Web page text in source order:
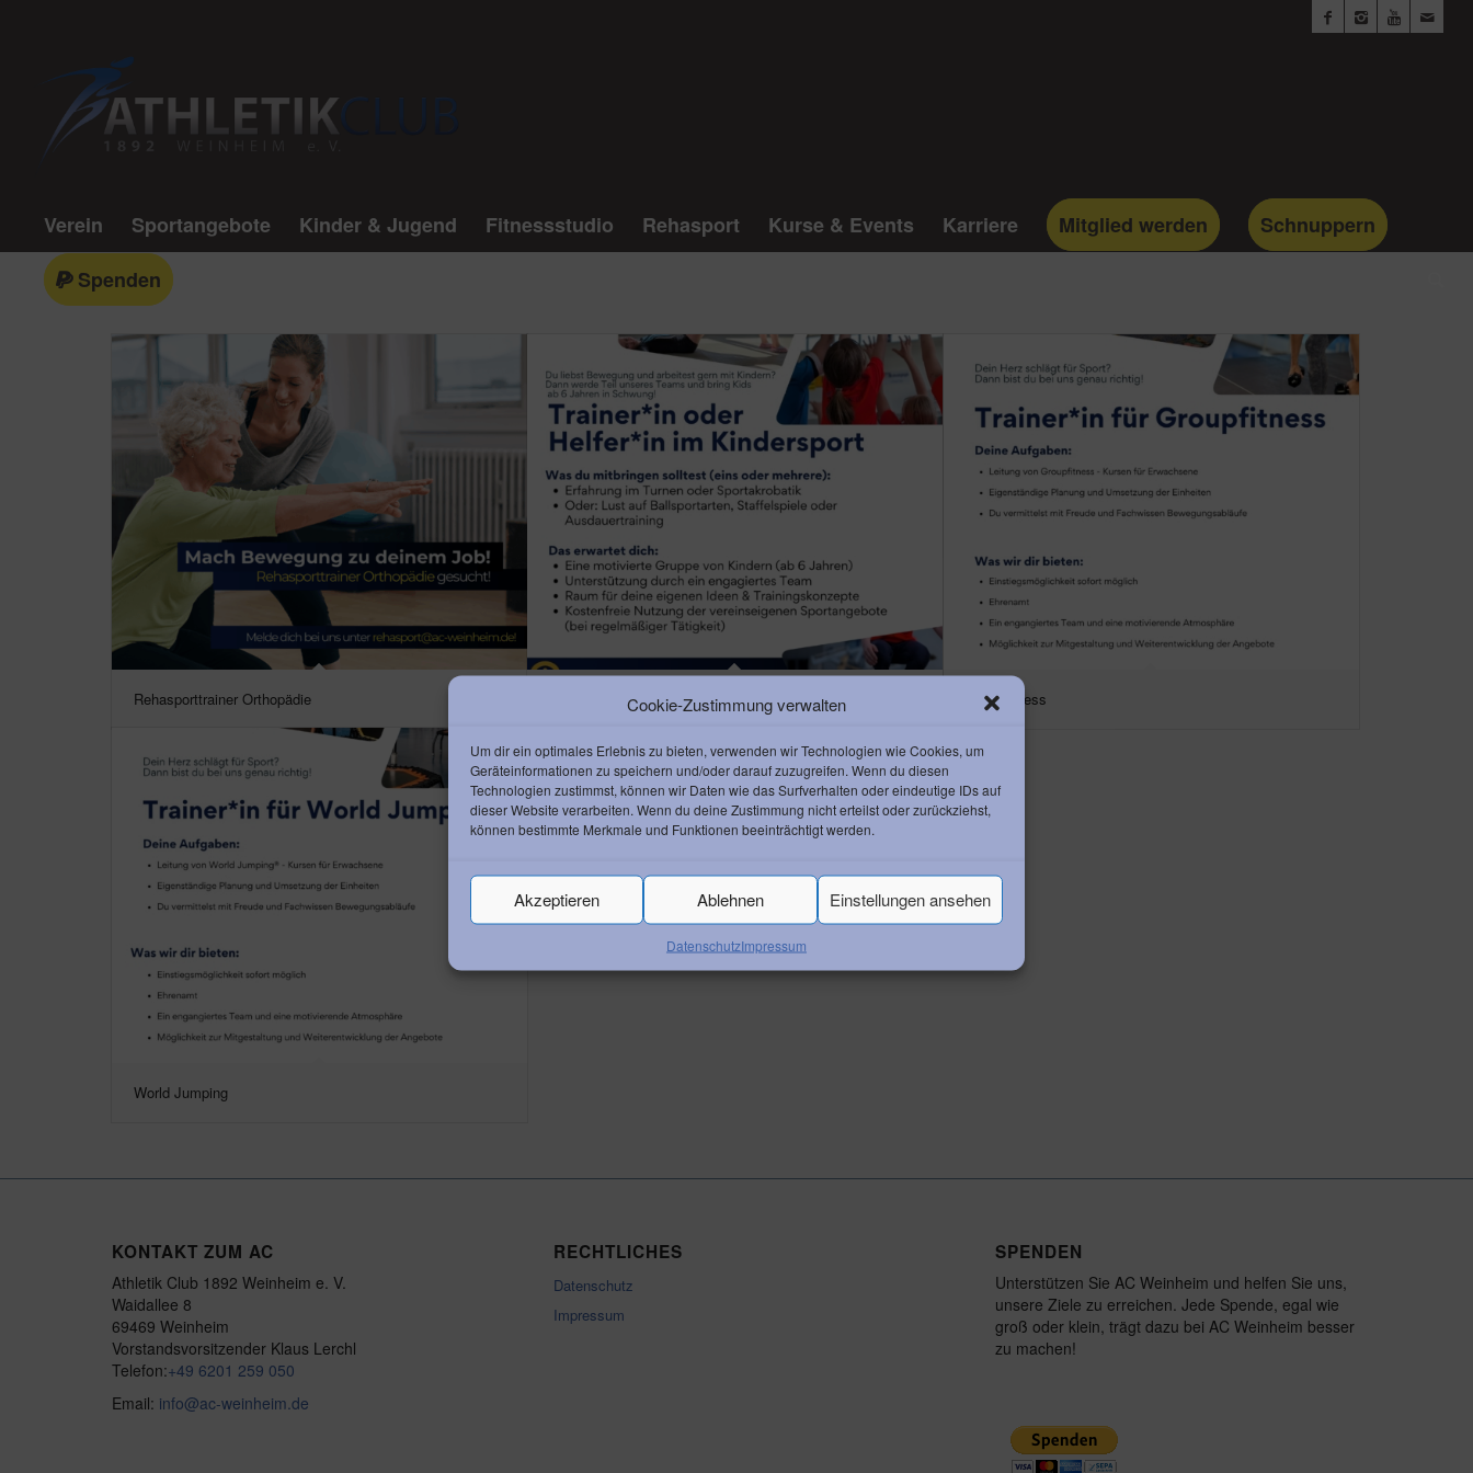
Cookie-Zustimmung verwalten
Um dir ein optimales Erlebnis zu bieten, verwenden wir Technologien wie Cookies, um
Geräteinformationen zu speichern und/oder darauf zuzugreifen. Wenn du diesen
Technologien zustimmst, können wir Daten wie das Surfverhalten oder eindeutige IDs auf
dieser Website verarbeiten. Wenn du deine Zustimmung nicht erteilst oder zurückziehst,
können bestimmte Merkmale und Funktionen beeinträchtigt werden.
Akzeptieren Ablehnen Einstellungen ansehen
DatenschutzImpressum
Verein Sportangebote Kinder & Jugend Fitnessstudio Rehasport Kurse & Events Karriere Mitglied werden
Schnuppern
Spenden
Rehasporttrainer Orthopädie Groupfitness
World Jumping
KONTAKT ZUM AC
Athletik Club 1892 Weinheim e. V.
Waidallee 8
69469 Weinheim
Vorstandsvorsitzender Klaus Lerchl
Telefon:+49 6201 259 050
Email: info@ac-weinheim.de
RECHTLICHES
Datenschutz
Impressum
SPENDEN
Unterstützen Sie AC Weinheim und helfen Sie uns,
unsere Ziele zu erreichen. Jede Spende, egal wie
groß oder klein, trägt dazu bei AC Weinheim besser
zu machen!